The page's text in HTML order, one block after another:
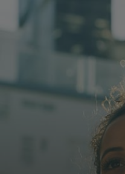
Za poslovanje
Za svijet
Za inovatore